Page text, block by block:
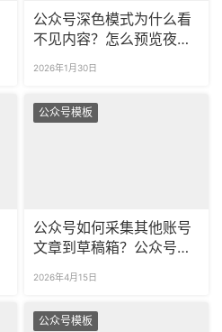
公众号深色模式为什么看
不见内容？怎么预览夜间
2026年1月30日
公众号模板
公众号如何采集其他账号
文章到草稿箱？公众号怎
2026年4月15日
公众号模板